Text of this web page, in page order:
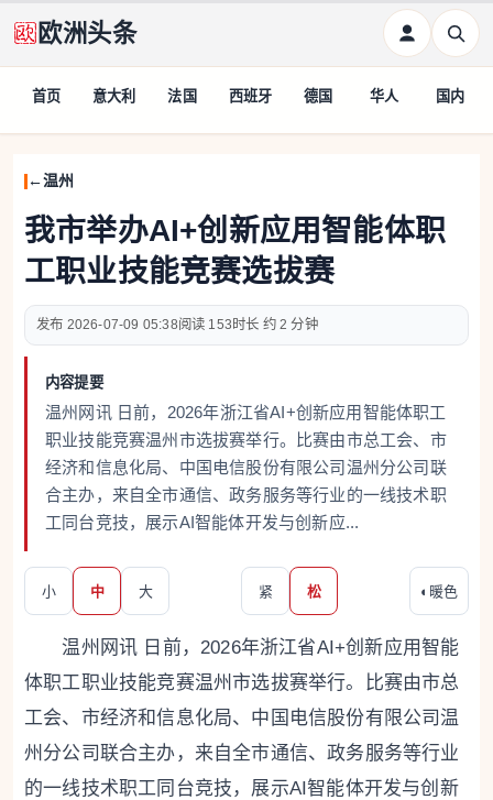
欧洲头条
首页 意大利 法国 西班牙 德国 华人 国内
温州
我市举办AI+创新应用智能体职
工职业技能竞赛选拔赛
2026-07-09 05:38 153 约 2 分钟
内容提要
温州网讯 日前，2026年浙江省AI+创新应用智能体职工
职业技能竞赛温州市选拔赛举行。比赛由市总工会、市
经济和信息化局、中国电信股份有限公司温州分公司联
合主办，来自全市通信、政务服务等行业的一线技术职
工同台竞技，展示AI智能体开发与创新应...
小 中 大 紧 松 ◐ 暖色
温州网讯 日前，2026年浙江省AI+创新应用智能
体职工职业技能竞赛温州市选拔赛举行。比赛由市总
工会、市经济和信息化局、中国电信股份有限公司温
州分公司联合主办，来自全市通信、政务服务等行业
的一线技术职工同台竞技，展示AI智能体开发与创新